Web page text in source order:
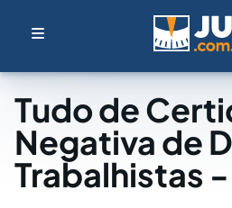
Tudo de
Negativa de
Trabalhistas -